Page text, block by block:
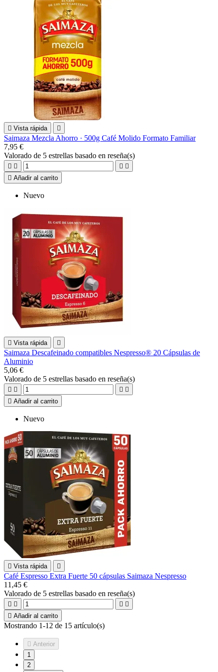
 Vista rápida 
Saimaza Mezcla Ahorro · 500g Café Molido Formato Familiar
7,95 €
Valorado de 5 estrellas basado en reseña(s)
   
 Añadir al carrito
Nuevo
 Vista rápida 
Saimaza Descafeinado compatibles Nespresso® 20 Cápsulas de
Aluminio
5,06 €
Valorado de 5 estrellas basado en reseña(s)
   
 Añadir al carrito
Nuevo
 Vista rápida 
Café Espresso Extra Fuerte 50 cápsulas Saimaza Nespresso
11,45 €
Valorado de 5 estrellas basado en reseña(s)
   
 Añadir al carrito
Mostrando 1-12 de 15 artículo(s)
 Anterior
1
2